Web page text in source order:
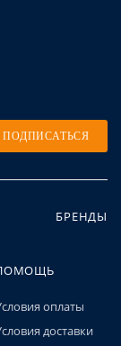
ПОДПИСАТЬСЯ
БРЕНДЫ
оплаты
доставки